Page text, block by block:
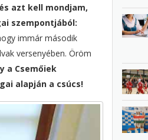
azt kell mondjam,
szempontjából:
immár második
versenyében. Öröm
a Csemőiek
alapján a csúcs!